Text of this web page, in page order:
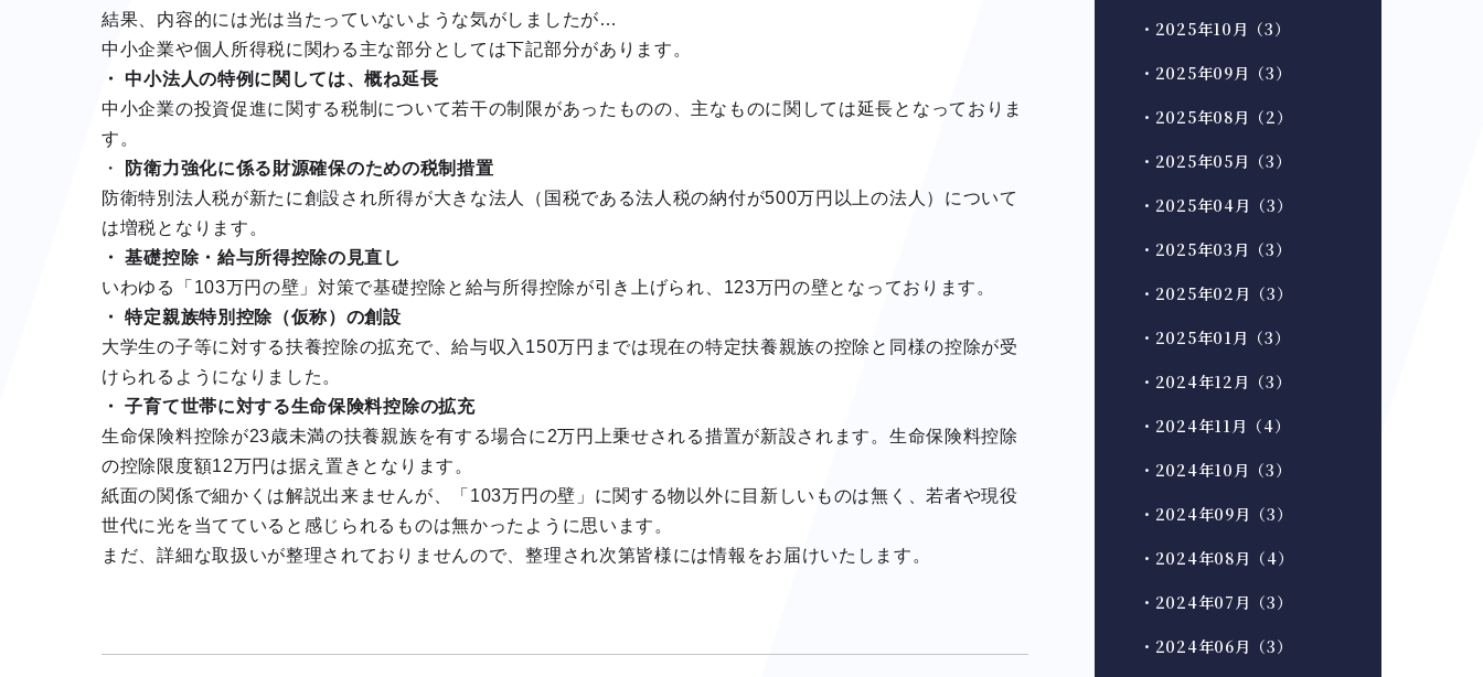
結果、内容的には光は当たっていないような気がしましたが…
中小企業や個人所得税に関わる主な部分としては下記部分があります。
・ 中小法人の特例に関しては、概ね延長
中小企業の投資促進に関する税制について若干の制限があったものの、主なものに関しては延長となっておりま
す。
・
防衛力強化に係る財源確保のための税制措置
防衛特別法人税が新たに創設され所得が大きな法人（国税である法人税の納付が500万円以上の法人）について
は増税となります。
・ 基礎控除・給与所得控除の見直し
いわゆる「103万円の壁」対策で基礎控除と給与所得控除が引き上げられ、123万円の壁となっております。
・ 特定親族特別控除（仮称）の創設
大学生の子等に対する扶養控除の拡充で、給与収入150万円までは現在の特定扶養親族の控除と同様の控除が受
けられるようになりました。
・ 子育て世帯に対する生命保険料控除の拡充
生命保険料控除が23歳未満の扶養親族を有する場合に2万円上乗せされる措置が新設されます。生命保険料控除
の控除限度額12万円は据え置きとなります。
紙面の関係で細かくは解説出来ませんが、「103万円の壁」に関する物以外に目新しいものは無く、若者や現役
世代に光を当てていると感じられるものは無かったように思います。
まだ、詳細な取扱いが整理されておりませんので、整理され次第皆様には情報をお届けいたします。
・2025年10月（3）
・2025年09月（3）
・2025年08月（2）
・2025年05月（3）
・2025年04月（3）
・2025年03月（3）
・2025年02月（3）
・2025年01月（3）
・2024年12月（3）
・2024年11月（4）
・2024年10月（3）
・2024年09月（3）
・2024年08月（4）
・2024年07月（3）
・2024年06月（3）